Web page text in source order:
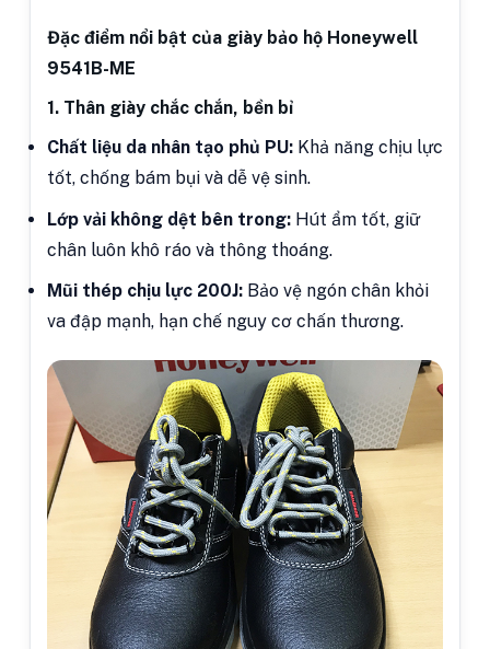
Đặc điểm nổi bật của giày bảo hộ Honeywell
9541B-ME
1. Thân giày chắc chắn, bền bỉ
Chất liệu da nhân tạo phủ PU: Khả năng chịu lực
tốt, chống bám bụi và dễ vệ sinh.
Lớp vải không dệt bên trong: Hút ẩm tốt, giữ
chân luôn khô ráo và thông thoáng.
Mũi thép chịu lực 200J: Bảo vệ ngón chân khỏi
va đập mạnh, hạn chế nguy cơ chấn thương.